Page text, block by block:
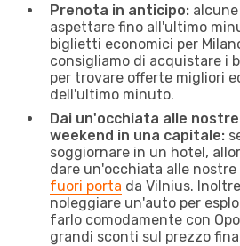
Prenota in anticipo:
aspettare fino all'ultimo
biglietti economici per
consigliamo di acquistare i
per trovare offerte migliori
dell'ultimo minuto.
Dai un'occhiata alle
weekend in una capitale:
soggiornare in un hotel,
dare un'occhiata alle
fuori porta da Vilnius.
noleggiare un'auto per
farlo comodamente con
grandi sconti sul prezzo